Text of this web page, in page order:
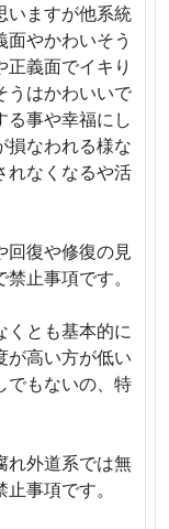
いますが他系統
やかわいそう
義面でイキり
うはかわいいで
る事や幸福にし
損なわれる様な
れなくなるや活
回復や修復の見
止事項です。
くとも基本的に
が高い方が低い
でもないの、特
れ外道系では無
事項です。